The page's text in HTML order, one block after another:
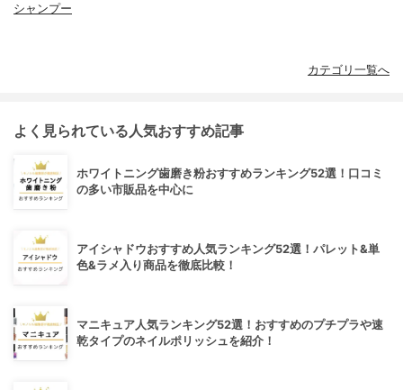
シャンプー
カテゴリ一覧へ
よく見られている人気おすすめ記事
ホワイトニング歯磨き粉おすすめランキング52選！口コミ
の多い市販品を中心に
アイシャドウおすすめ人気ランキング52選！パレット&単
色&ラメ入り商品を徹底比較！
マニキュア人気ランキング52選！おすすめのプチプラや速
乾タイプのネイルポリッシュを紹介！